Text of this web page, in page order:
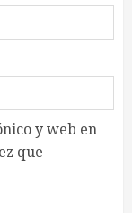
y web en
que